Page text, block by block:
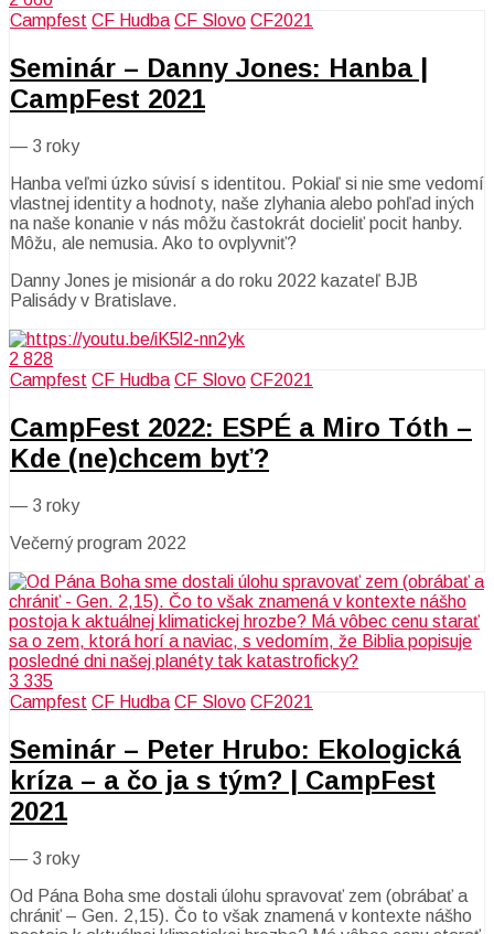
Campfest CF Hudba CF Slovo CF2021
Seminár – Danny Jones: Hanba |
CampFest 2021
— 3 roky
Hanba veľmi úzko súvisí s identitou. Pokiaľ si nie sme vedomí
vlastnej identity a hodnoty, naše zlyhania alebo pohľad iných
na naše konanie v nás môžu častokrát docieliť pocit hanby.
Môžu, ale nemusia. Ako to ovplyvniť?
Danny Jones je misionár a do roku 2022 kazateľ BJB
Palisády v Bratislave.
2 828
Campfest CF Hudba CF Slovo CF2021
CampFest 2022: ESPÉ a Miro Tóth –
Kde (ne)chcem byť?
— 3 roky
Večerný program 2022
3 335
Campfest CF Hudba CF Slovo CF2021
Seminár – Peter Hrubo: Ekologická
kríza – a čo ja s tým? | CampFest
2021
— 3 roky
Od Pána Boha sme dostali úlohu spravovať zem (obrábať a
chrániť – Gen. 2,15). Čo to však znamená v kontexte nášho